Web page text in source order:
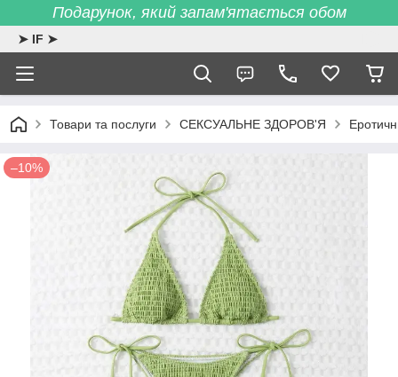
Подарунок, який запам'ятається обом
➤ IF ➤
Товари та послуги СЕКСУАЛЬНЕ ЗДОРОВ'Я
–10%